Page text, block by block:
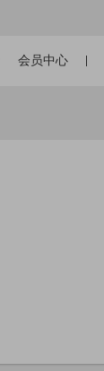
会员中心